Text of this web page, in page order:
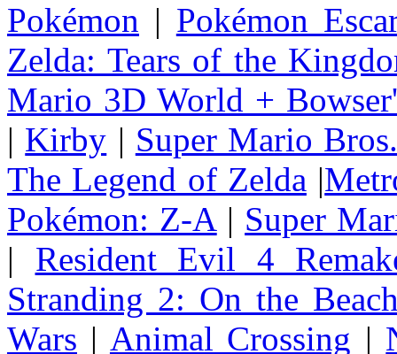
Pokémon | Pokémon
Zelda: Tears of the
Mario 3D World +
| Kirby | Super Mario
The Legend of Zelda |
Pokémon: Z-A | Super
| Resident Evil 4
Stranding 2: On the
Wars | Animal Crossing |